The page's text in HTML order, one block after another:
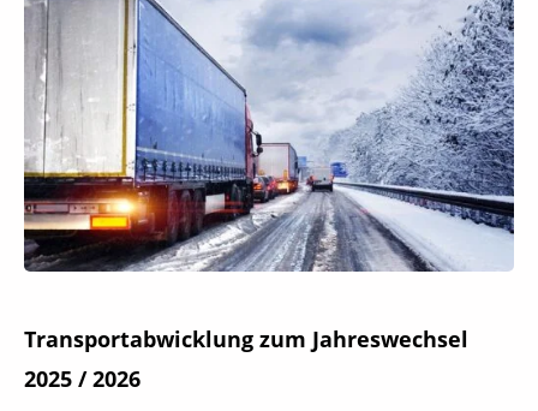
Transportabwicklung zum Jahreswechsel
2025 / 2026